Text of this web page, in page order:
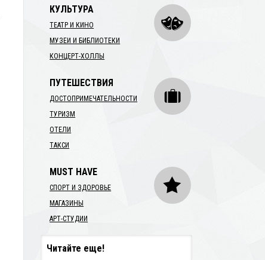
КУЛЬТУРА
ТЕАТР И КИНО
МУЗЕИ И БИБЛИОТЕКИ
КОНЦЕРТ-ХОЛЛЫ
ПУТЕШЕСТВИЯ
ДОСТОПРИМЕЧАТЕЛЬНОСТИ
ТУРИЗМ
ОТЕЛИ
ТАКСИ
MUST HAVE
СПОРТ И ЗДОРОВЬЕ
МАГАЗИНЫ
АРТ-СТУДИИ
Читайте еще!